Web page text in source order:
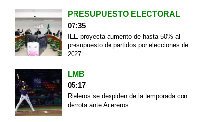
PRESUPUESTO ELECTORAL
07:35
IEE proyecta aumento de hasta 50% al
presupuesto de partidos por elecciones de
2027
LMB
05:17
Rieleros se despiden de la temporada con
derrota ante Acereros